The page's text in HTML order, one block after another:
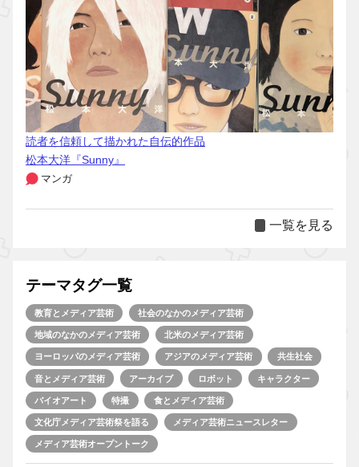
読者を信頼して描かれた自伝的作品
松本大洋『Sunny』
マンガ
一覧を見る
テーマタグ一覧
教育とメディア芸術 社会のなかのメディア芸術
地域のなかのメディア芸術 北米のメディア芸術
ヨーロッパのメディア芸術 アジアのメディア芸術 共生社会
音とメディア芸術 アーカイブ ロボット キャラクター
バイオアート 特撮 食とメディア芸術
文化庁メディア芸術祭を語る メディア芸術ニュースレター
メディア芸術オープントーク